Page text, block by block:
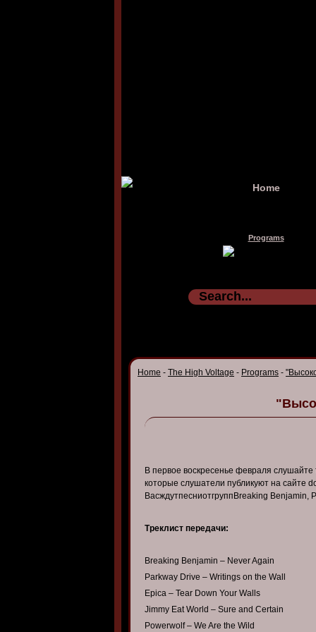
Home
Programs
Home - The High Voltage - Programs -
В первое воскресенье февраля
которые слушатели публикуют на сайте
ВасждутпесниотгруппBreaking Benjamin,
Треклист передачи:
Breaking Benjamin – Never Again
Parkway Drive – Writings on the Wall
Epica – Tear Down Your Walls
Jimmy Eat World – Sure and Certain
Powerwolf – We Are the Wild